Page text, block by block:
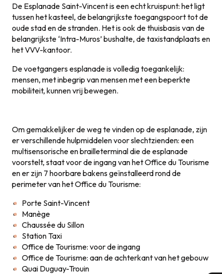
De Esplanade Saint-Vincent is een echt kruispunt: het ligt
tussen het kasteel, de belangrijkste toegangspoort tot de
oude stad en de stranden. Het is ook de thuisbasis van de
belangrijkste ‘Intra-Muros’ bushalte, de taxistandplaats en
het VVV-kantoor.
De voetgangers esplanade is volledig toegankelijk:
mensen, met inbegrip van mensen met een beperkte
mobiliteit, kunnen vrij bewegen.
Om gemakkelijker de weg te vinden op de esplanade, zijn
er verschillende hulpmiddelen voor slechtzienden: een
multisensorische en brailleterminal die de esplanade
voorstelt, staat voor de ingang van het Office du Tourisme
en er zijn 7 hoorbare bakens geïnstalleerd rond de
perimeter van het Office du Tourisme:
Porte Saint-Vincent
Manège
Chaussée du Sillon
Station Taxi
Office de Tourisme: voor de ingang
Office de Tourisme: aan de achterkant van het gebouw
Quai Duguay-Trouin